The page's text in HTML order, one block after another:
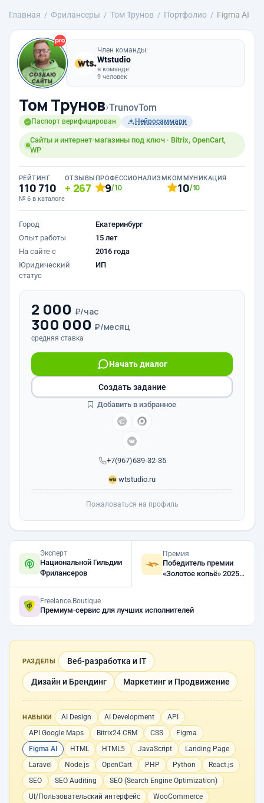
Главная Фрилансеры Том Трунов Портфолио Figma AI
Член команды:
Wtstudio
в команде:
9 человек
Том Трунов›TrunovTom
Паспорт верифицирован Нейросаммари
Сайты и интернет-магазины под ключ · Bitrix, OpenCart,
WP
РЕЙТИНГ
110 710
№ 6 в каталоге
ОТЗЫВЫ
267
ПРОФЕССИОНАЛИЗМ
9/10
КОММУНИКАЦИЯ
10/10
Город
Екатеринбург
Опыт работы
15 лет
На сайте с
2016 года
Юридический
статус
ИП
2 000 ₽/час
300 000 ₽/месяц
средняя ставка
+7(967)639-32-35
Начать диалог
wtstudio.ru
Создать задание
Добавить в избранное
Пожаловаться на профиль
Эксперт
Национальной Гильдии
Фрилансеров
Премия
Победитель премии
«Золотое копьё» 2025,
Freelance.Boutique
Премиум-сервис для лучших исполнителей
РАЗДЕЛЫ Веб-разработка и IT
Дизайн и Брендинг Маркетинг и Продвижение
НАВЫКИ AI Design AI Development
API
API Google Maps
Bitrix24 CRM CSS
Figma
Figma AI
HTML HTML5 JavaScript
Landing Page
Laravel
Node.js OpenCart PHP Python
React.js
SEO
SEO Auditing
SEO (Search Engine Optimization)
UI/Пользовательский интерфейс
WooCommerce